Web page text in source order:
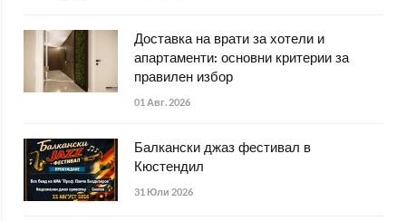
Доставка на врати за хотели и
апартаменти: основни критерии за
правилен избор
01 Авг. 2026
Балкански джаз фестивал в
Кюстендил
31 Юли 2026